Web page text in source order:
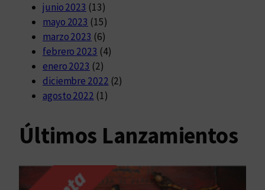
junio 2023 (13)
mayo 2023 (15)
marzo 2023 (6)
febrero 2023 (4)
enero 2023 (2)
diciembre 2022 (2)
agosto 2022 (1)
Últimos Lanzamientos